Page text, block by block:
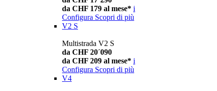
da CHF 179 al mese* i
Configura Scopri di più
V2 S
Multistrada V2 S
da CHF 20´090
da CHF 209 al mese* i
Configura Scopri di più
V4